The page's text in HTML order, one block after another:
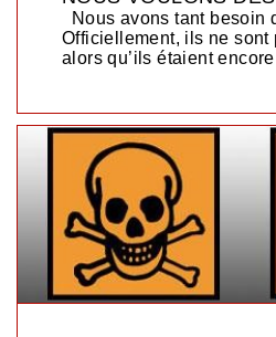
Nous avons tant besoin
Officiellement, ils ne sont
alors qu’ils étaient